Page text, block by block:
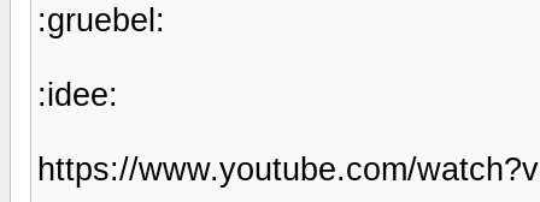
:gruebel:
:idee:
https://www.youtube.com/